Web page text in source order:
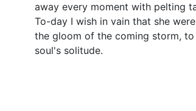
away every moment with pelting
To-day I wish in vain that she
the gloom of the coming storm,
soul's solitude.